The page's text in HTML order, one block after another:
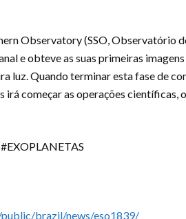
Observatory (SSO, Observatório
e obteve as suas primeiras
luz. Quando terminar esta fase de
irá começar as operações científicas,
brazil/news/eso1839/